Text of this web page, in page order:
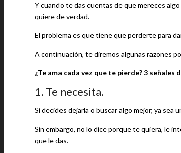
Y cuando te das cuentas de que mereces
quiere de verdad.
El problema es que tiene que perderte para
A continuación, te diremos algunas razones
¿Te ama cada vez que te pierde? 3
1. Te necesita.
Si decides dejarla o buscar algo mejor, ya sea
Sin embargo, no lo dice porque te quiera, le
que le das.